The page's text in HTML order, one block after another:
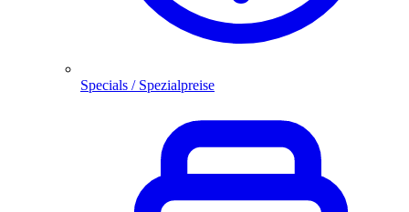
Specials / Spezialpreise